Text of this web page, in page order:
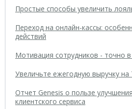
Простые способы увеличить
Переход на онлайн-кассы:
действий
Мотивация сотрудников - точно
Увеличьте ежегодную выручку на
Отчет Genesis о пользе
клиентского сервиса